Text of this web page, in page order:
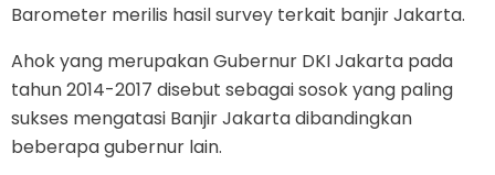
Barometer merilis hasil survey terkait banjir Jakarta.
Ahok yang merupakan Gubernur DKI Jakarta pada
tahun 2014-2017 disebut sebagai sosok yang paling
sukses mengatasi Banjir Jakarta dibandingkan
beberapa gubernur lain.